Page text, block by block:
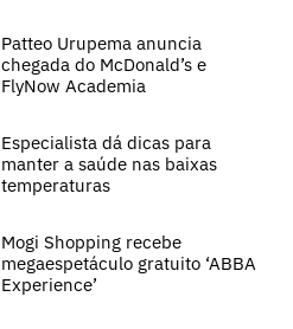
Patteo Urupema anuncia
chegada do McDonald’s e
FlyNow Academia
Especialista dá dicas para
manter a saúde nas baixas
temperaturas
Mogi Shopping recebe
megaespetáculo gratuito ‘ABBA
Experience’